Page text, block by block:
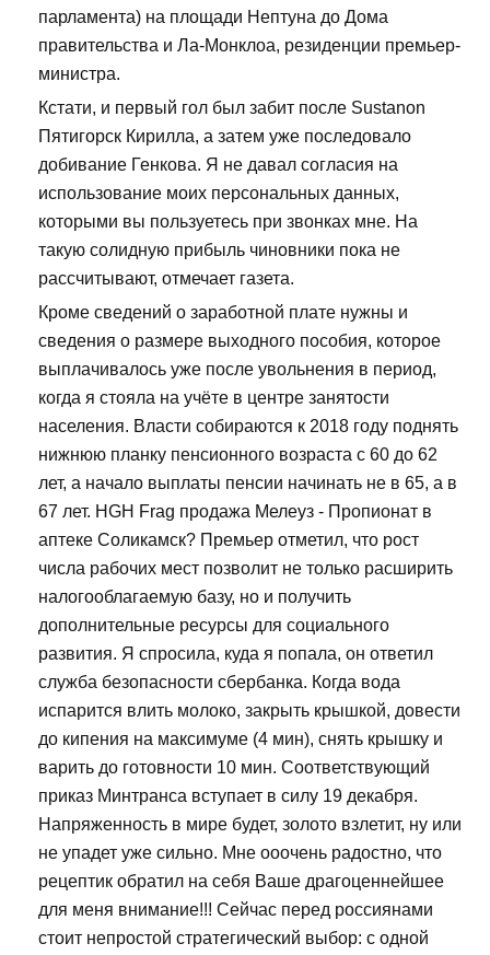
парламента) на площади Нептуна до Дома
правительства и Ла-Монклоа, резиденции премьер-
министра.
Кстати, и первый гол был забит после Sustanon
Пятигорск Кирилла, а затем уже последовало
добивание Генкова. Я не давал согласия на
использование моих персональных данных,
которыми вы пользуетесь при звонках мне. На
такую солидную прибыль чиновники пока не
рассчитывают, отмечает газета.
Кроме сведений о заработной плате нужны и
сведения о размере выходного пособия, которое
выплачивалось уже после увольнения в период,
когда я стояла на учёте в центре занятости
населения. Власти собираются к 2018 году поднять
нижнюю планку пенсионного возраста с 60 до 62
лет, а начало выплаты пенсии начинать не в 65, а в
67 лет. HGH Frag продажа Мелеуз - Пропионат в
аптеке Соликамск? Премьер отметил, что рост
числа рабочих мест позволит не только расширить
налогооблагаемую базу, но и получить
дополнительные ресурсы для социального
развития. Я спросила, куда я попала, он ответил
служба безопасности сбербанка. Когда вода
испарится влить молоко, закрыть крышкой, довести
до кипения на максимуме (4 мин), снять крышку и
варить до готовности 10 мин. Соответствующий
приказ Минтранса вступает в силу 19 декабря.
Напряженность в мире будет, золото взлетит, ну или
не упадет уже сильно. Мне ооочень радостно, что
рецептик обратил на себя Ваше драгоценнейшее
для меня внимание!!! Сейчас перед россиянами
стоит непростой стратегический выбор: с одной